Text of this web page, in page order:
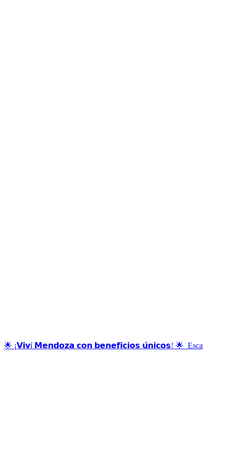
🌟 ¡𝗩𝗶𝘃í 𝗠𝗲𝗻𝗱𝗼𝘇𝗮 𝗰𝗼𝗻 𝗯𝗲𝗻𝗲𝗳𝗶𝗰𝗶𝗼𝘀 𝘂́𝗻𝗶𝗰𝗼𝘀! 🌟⁣ ⁣⁣ Esca